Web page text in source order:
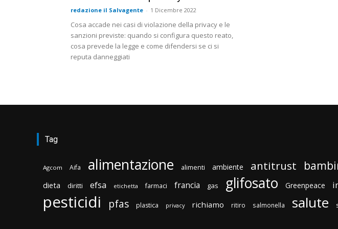
redazione il Salvagente - 1 Dicembre 2022
Cosa accade nei casi di violazione della privacy e le
sanzioni previste: quando si configura questo reato,
cosa prevede la legge e come difendersi se ci si
reputa danneggiati
Tag
Agcom Aifa alimentazione alimenti ambiente antitrust
dieta diritti efsa etichetta farmaci francia gas glifosato Greenpeace
pesticidi pfas plastica privacy richiamo ritiro salmonella salute